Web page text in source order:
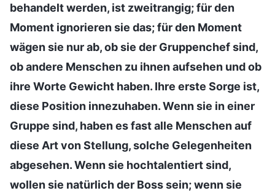
behandelt werden, ist zweitrangig; für den
Moment ignorieren sie das; für den Moment
wägen sie nur ab, ob sie der Gruppenchef sind,
ob andere Menschen zu ihnen aufsehen und ob
ihre Worte Gewicht haben. Ihre erste Sorge ist,
diese Position innezuhaben. Wenn sie in einer
Gruppe sind, haben es fast alle Menschen auf
diese Art von Stellung, solche Gelegenheiten
abgesehen. Wenn sie hochtalentiert sind,
wollen sie natürlich der Boss sein; wenn sie